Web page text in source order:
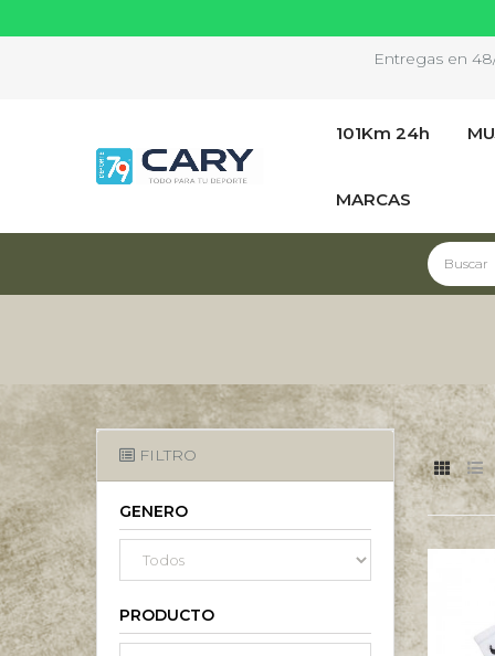
Entregas en
101Km 24h
MARCAS
FILTRO
GENERO
PRODUCTO